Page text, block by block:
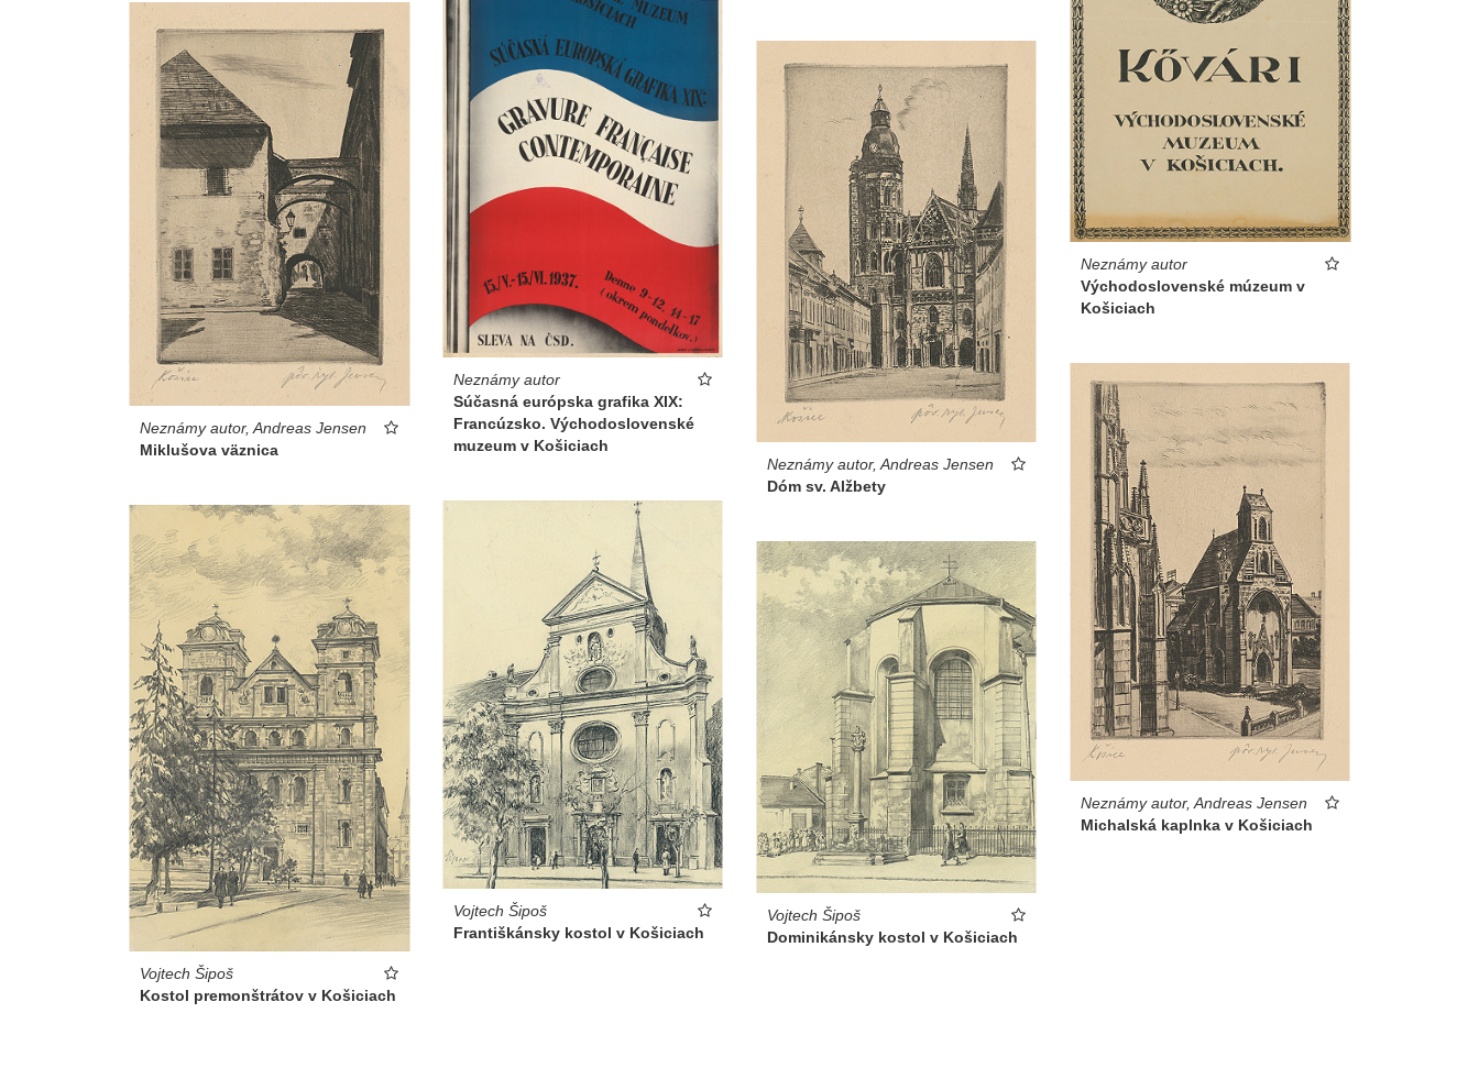
Neznámy autor
Východoslovenské múzeum v
Košiciach
Neznámy autor
Súčasná európska grafika XIX:
Francúzsko. Východoslovenské
muzeum v Košiciach
Neznámy autor, Andreas Jensen
Miklušova väznica
Neznámy autor, Andreas Jensen
Dóm sv. Alžbety
Neznámy autor, Andreas Jensen
Michalská kaplnka v Košiciach
Vojtech Šipoš
Františkánsky kostol v Košiciach
Vojtech Šipoš
Kostol premonštrátov v Košiciach
Vojtech Šipoš
Dominikánsky kostol v Košiciach